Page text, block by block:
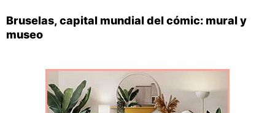
Bruselas, capital mundial del cómic: mural y
museo